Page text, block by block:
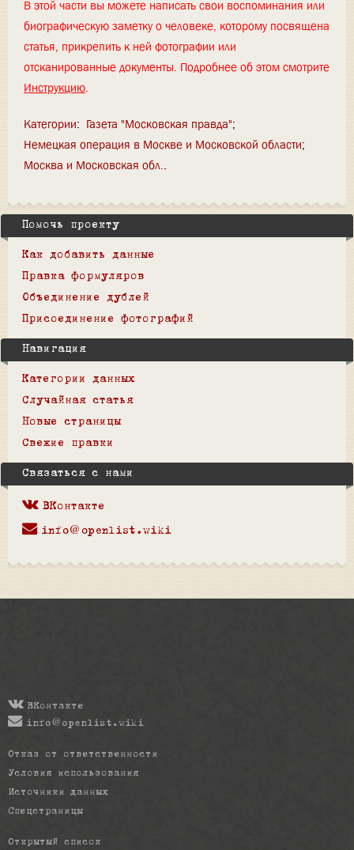
В этой части вы можете написать свои воспоминания или
биографическую заметку о человеке, которому посвящена
статья, прикрепить к ней фотографии или
отсканированные документы. Подробнее об этом смотрите
Инструкцию.
Категории: Газета "Московская правда"
Немецкая операция в Москве и Московской области
Москва и Московская обл.
Помочь проекту
Как добавить данные
Правка формуляров
Объединение дублей
Присоединение фотографий
Навигация
Категории данных
Случайная статья
Новые страницы
Свежие правки
Связаться с нами
ВКонтакте
info@openlist.wiki
ВКонтакте
info@openlist.wiki
Отказ от ответственности
Условия использования
Источники данных
Спецстраницы
Открытый список